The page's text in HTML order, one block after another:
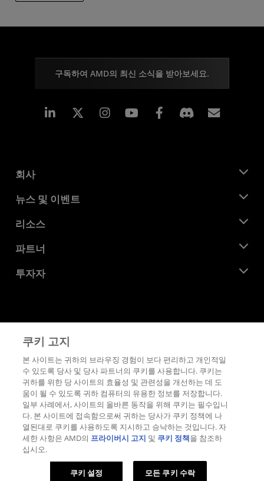
구독하여 AMD의 최신 소식을 받아보세요.
Linkedin Instagram Facebook
회사
AMD 소개
기업의 사회적 책임
채용
문의하기
뉴스 및 이벤트
뉴스룸
미디어 라이브러리
리소스
개발자 센트럴
사례 연구
파트너
AMD 파트너 허브
투자자
이사위원회
거버넌스 문서
SEC 신고서
상표
공급망 투명성
공정 및 공개 경쟁
영국 세금 전략
쿠키 정책
쿠키 설정
쿠키 고지
본 사이트는 귀하의 브라우징 경험이 보다 편리하고 개인적일
수 있도록 당사 및 당사 파트너의 쿠키를 사용합니다. 쿠키는
귀하를 위한 당 사이트의 효율성 및 관련성을 개선하는 데 도
움이 될 수 있도록 귀하 컴퓨터의 유용한 정보를 저장합니다.
일부 사례에서, 사이트의 올바른 동작을 위해 쿠키는 필수입니
다. 본 사이트에 접속함으로써 귀하는 당사가 쿠키 정책에 나
열된대로 쿠키를 사용하도록 지시하고 승낙하는 것입니다. 자
세한 사항은 AMD의 프라이버시 고지 및 쿠키 정책을 참조하
십시오.
쿠키 설정 모든 쿠키 수락